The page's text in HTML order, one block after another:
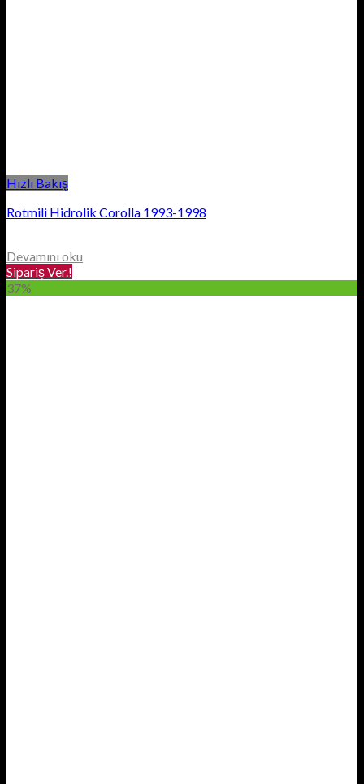
Hızlı Bakış
Rotmili Hidrolik Corolla 1993-1998
Devamını oku
Sipariş Ver.!
37%